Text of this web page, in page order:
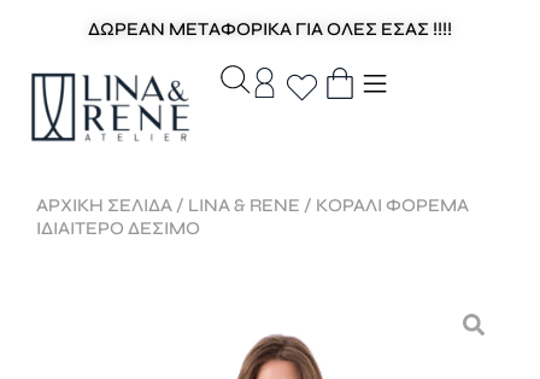
ΔΩΡΕΑΝ ΜΕΤΑΦΟΡΙΚΑ ΓΙΑ ΟΛΕΣ ΕΣΑΣ !!!!
ΑΡΧΙΚΉ ΣΕΛΊΔΑ / LINA & RENE / ΚΟΡΑΛΙ ΦΟΡΕΜΑ
ΙΔΙΑΙΤΕΡΟ ΔΕΣΙΜΟ